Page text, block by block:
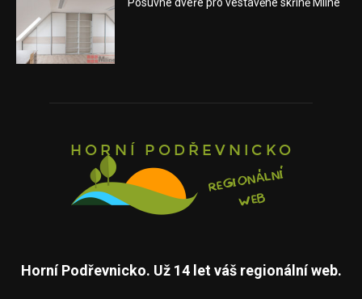
Horní Podřevnicko. Už 14 let váš regionální web.